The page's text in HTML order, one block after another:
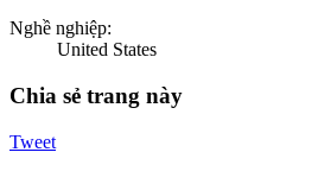
Nghề nghiệp:
United States
Chia sẻ trang này
Tweet